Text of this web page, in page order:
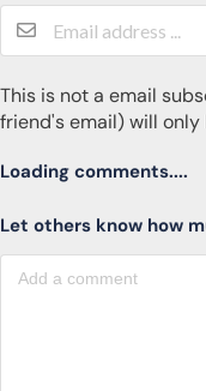
This is not a email
friend's email) will
Loading comments....
Let others know how